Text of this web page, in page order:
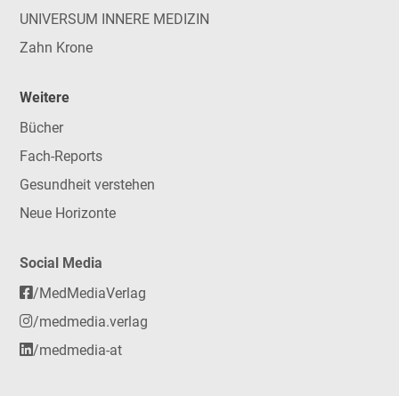
UNIVERSUM INNERE MEDIZIN
Zahn Krone
Weitere
Bücher
Fach-Reports
Gesundheit verstehen
Neue Horizonte
Social Media
/MedMediaVerlag
/medmedia.verlag
/medmedia-at